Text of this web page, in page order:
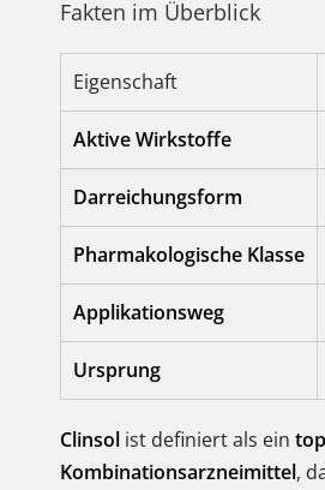
Fakten im Überblick
Eigenschaft
Aktive Wirkstoffe
Darreichungsform
Pharmakologische Klasse
Applikationsweg
Ursprung
Clinsol ist definiert als ein
Kombinationsarzneimittel,